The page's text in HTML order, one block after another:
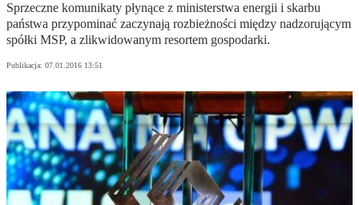
Sprzeczne komunikaty płynące z ministerstwa energii i skarbu
państwa przypominać zaczynają rozbieżności między nadzorującym
spółki MSP, a zlikwidowanym resortem gospodarki.
Publikacja: 07.01.2016 13:51